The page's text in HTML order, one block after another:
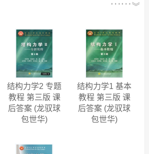
：土木工程、土木工程（交通土
、工程力学、工程管理、建筑工程、建筑工程
程、输电工程、tumugongcheng 等专业。
结构力学第三版答案
：湖南科技大学、湖南城市
南京林业大学、清华大学、兰州理工大学、浙
东北电力大学、西安工业大学 等。
结构力学2 专题
教程 第三版 课
后答案 (龙驭球
包世华)
结构力学1 基本
教程 第三版 课
后答案 (龙驭球
包世华)